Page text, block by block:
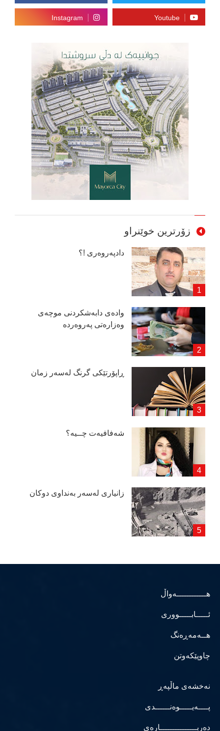
زۆرترین خوێنراو
دادپەروەری !؟
وادەی دابەشكردنی موچەی
وەزارەتی پەروەردە
ڕاپۆرتێكی گرنگ لەسەر زمان
شەفافیەت چــیە؟
زانیاری لەسەر بەنداوی دوكان
هــــــــــــەواڵ
ئـــــابـــــووری
هــەمەڕەنگ
چاوپێکەوتن
نەخشەی ماڵپەڕ
پــــەیـــــوەنــــــدی
دەربـــــــــــــــارەی